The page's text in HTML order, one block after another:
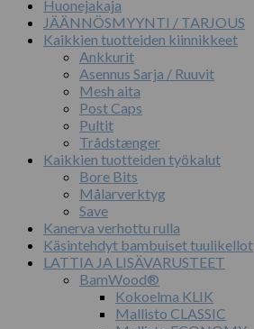
Huonejakaja
JÄÄNNÖSMYYNTI / TARJOUS
Kaikkien tuotteiden kiinnikkeet
Ankkurit
Asennus Sarja / Ruuvit
Mesh aita
Post Caps
Pultit
Trådstænger
Kaikkien tuotteiden työkalut
Bore Bits
Målarverktyg
Save
Kanerva verhottu rulla
Käsintehdyt bambuiset tuulikellot
LATTIA JA LISÄVARUSTEET
BamWood®
Kokoelma KLIK
Mallisto CLASSIC